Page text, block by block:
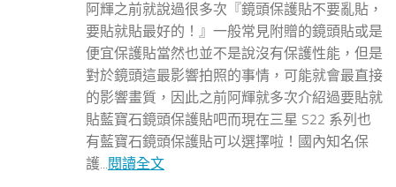
阿輝之前就說過很多次『鏡頭保護貼不要亂貼，
要貼就貼最好的！』一般常見附贈的鏡頭貼或是
便宜保護貼當然也並不是說沒有保護性能，但是
對於鏡頭這最影響拍照的事情，可能就會最直接
的影響畫質，因此之前阿輝就多次介紹過要貼就
貼藍寶石鏡頭保護貼吧而現在三星 S22 系列也
有藍寶石鏡頭保護貼可以選擇啦！國內知名保
護...閱讀全文